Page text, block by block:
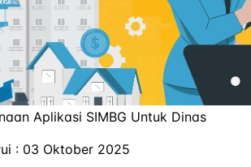
Aplikasi SIMBG Untuk Dinas
: 03 Oktober 2025